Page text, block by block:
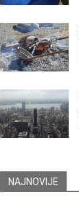
NAJNOVIJE